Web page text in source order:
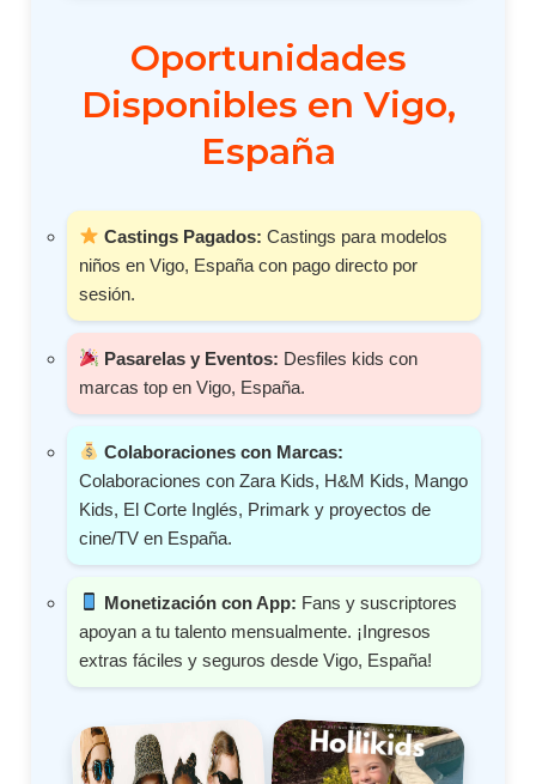
Oportunidades
Disponibles en Vigo,
España
Castings Pagados: Castings para modelos
niños en Vigo, España con pago directo por
sesión.
Pasarelas y Eventos: Desfiles kids con
marcas top en Vigo, España.
Colaboraciones con Marcas:
Colaboraciones con Zara Kids, H&M Kids, Mango
Kids, El Corte Inglés, Primark y proyectos de
cine/TV en España.
Monetización con App: Fans y suscriptores
apoyan a tu talento mensualmente. ¡Ingresos
extras fáciles y seguros desde Vigo, España!